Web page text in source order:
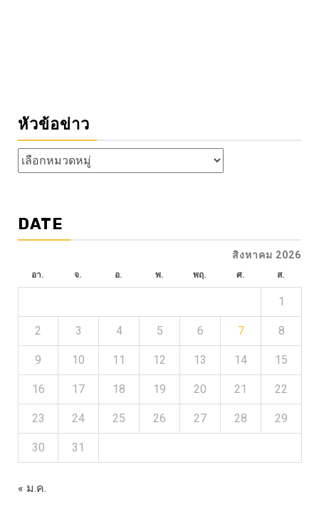
หัวข้อข่าว
หัวข้อ
ข่าว
DATE
สิงหาคม 2026
อา. จ. อ. พ. พฤ. ศ. ส.
1
2 3 4 5 6 7 8
9 10 11 12 13 14 15
16 17 18 19 20 21 22
23 24 25 26 27 28 29
30 31
« ม.ค.